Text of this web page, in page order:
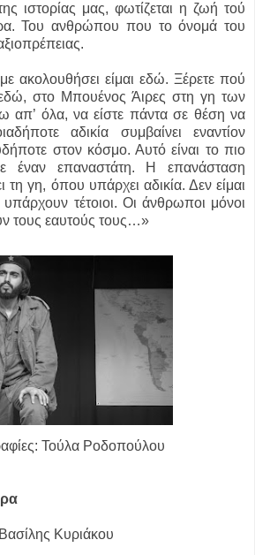
ιστορίας μας, φωτίζεται η ζωή τού
Του ανθρώπου που το όνομά του
ακολουθήσει είμαι εδώ. Ξέρετε πού
εδώ, στο Μπουένος Άιρες στη γη των
απ’ όλα, να είστε πάντα σε θέση να
αδικία συμβαίνει εναντίον
στον κόσμο. Αυτό είναι το πιο
έναν επαναστάτη. Η επανάσταση
τη γη, όπου υπάρχει αδικία. Δεν είμαι
τέτοιοι. Οι άνθρωποι μόνοι
τους εαυτούς τους…»
Τούλα Ροδοπούλου
Κυριάκου